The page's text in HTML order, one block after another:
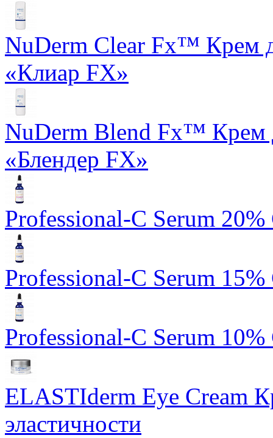
NuDerm Clear Fx™ Крем
«Клиар FX»
NuDerm Blend Fx™ Крем
«Блендер FX»
Professional-C Serum
Professional-C Serum
Professional-C Serum
ELASTIderm Eye Cream
эластичности